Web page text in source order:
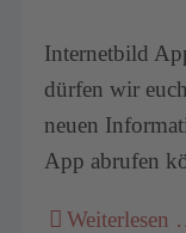
Internetbild
dürfen wir
neuen
App abrufen
Weiterlesen